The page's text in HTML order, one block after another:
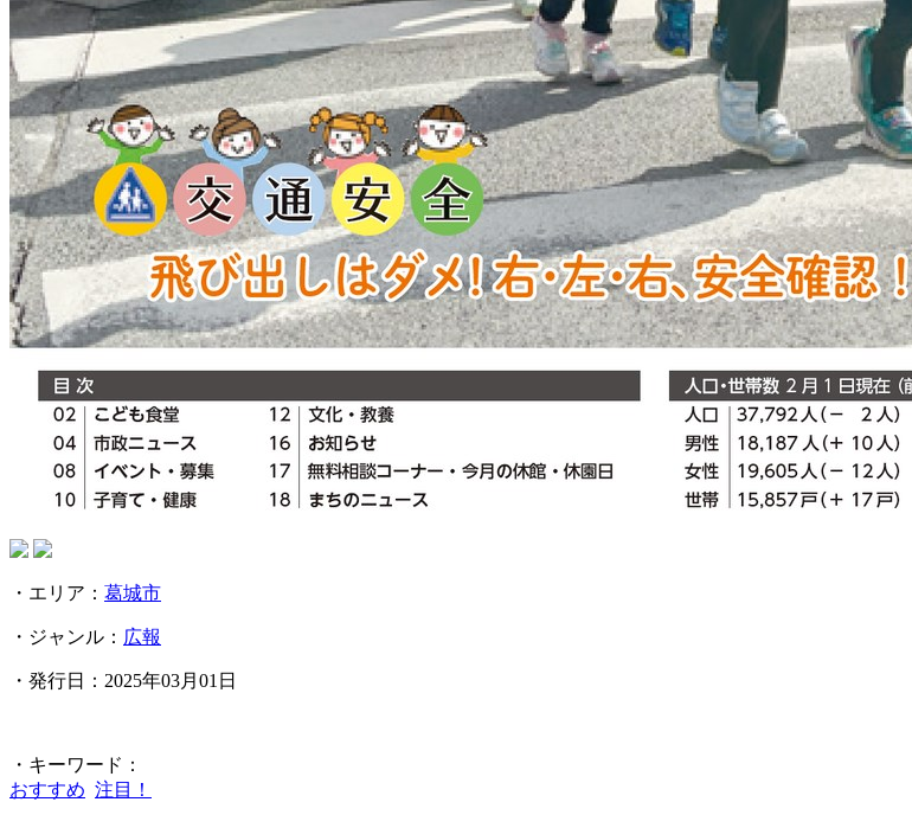
・エリア： 葛城市
・ジャンル： 広報
・発行日：2025年03月01日
・キーワード：
おすすめ 注目！